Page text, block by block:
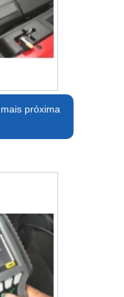
próxima